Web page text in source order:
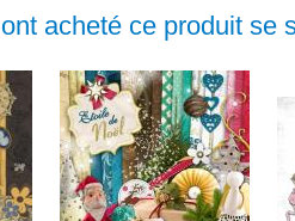
acheté ce produit se